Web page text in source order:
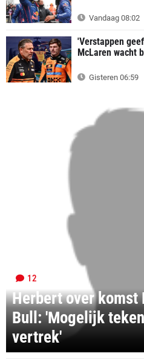
Vandaag 08:02
'Verstappen
McLaren wacht
Gisteren 06:59
Herbert over komst
Bull: 'Mogelijk
vertrek'
12